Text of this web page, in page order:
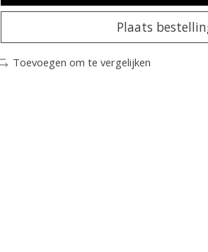
Plaats
Toevoegen om te vergelijken